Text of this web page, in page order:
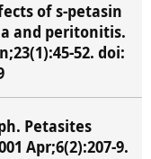
of s-petasin
and peritonitis.
52. doi:
Petasites
Apr;6(2):207-9.